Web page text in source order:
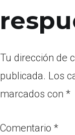
Tu dirección de
publicada. Los
marcados con *
Comentario *